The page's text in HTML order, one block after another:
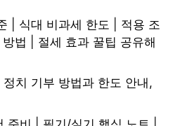
| 식대 비과세 한도 | 적용 조
법 | 절세 효과 꿀팁 공유해
치 기부 방법과 한도 안내,